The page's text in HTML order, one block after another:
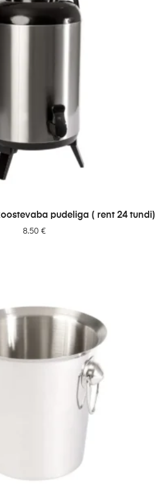
LISA PÄRINGUSSEpudeliga ( rent 24 tundi)
8.50 €